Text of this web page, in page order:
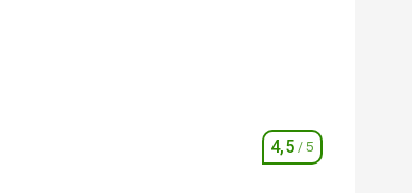
Ocena
4,5 / 5